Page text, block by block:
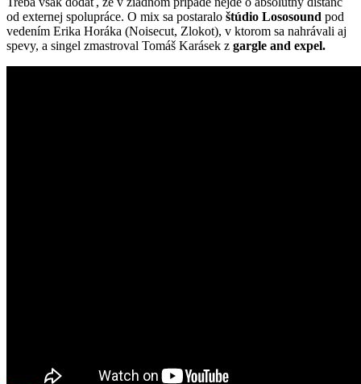
od externej spolupráce. O mix sa postaralo štúdio Lososound pod
vedením Erika Horáka (Noisecut, Zlokot), v ktorom sa nahrávali aj
spevy, a singel zmastroval Tomáš Karásek z gargle and expel.